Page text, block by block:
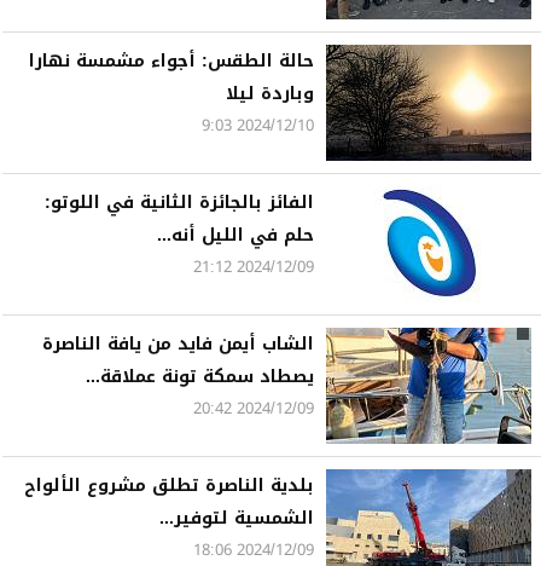
حالة الطقس: أجواء مشمسة نهارا
وباردة ليلا
2024/12/10 9:03
الفائز بالجائزة الثانية في اللوتو:
حلم في الليل أنه...
2024/12/09 21:12
الشاب أيمن فايد من يافة الناصرة
يصطاد سمكة تونة عملاقة...
2024/12/09 20:42
بلدية الناصرة تطلق مشروع الألواح
الشمسية لتوفير...
2024/12/09 18:06